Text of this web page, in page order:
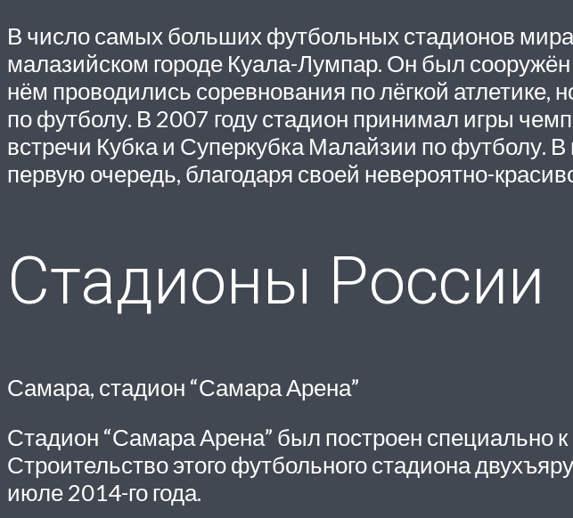
В число самых больших футбольных стадионов
малазийском городе Куала-Лумпар. Он был
нём проводились соревнования по лёгкой
по футболу. В 2007 году стадион принимал игры
встречи Кубка и Суперкубка Малайзии по футболу.
первую очередь, благодаря своей невероятно-
Стадионы России
Самара, стадион “Самара Арена”
Стадион “Самара Арена” был построен специально
Строительство этого футбольного стадиона
июле 2014-го года.